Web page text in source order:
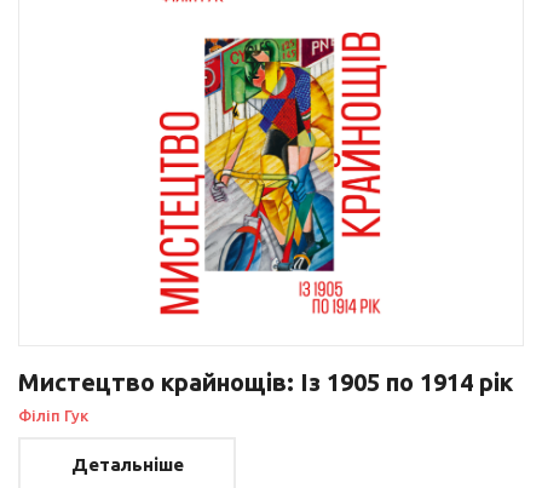
Мистецтво крайнощів: Із 1905 по 1914 рік
Філіп Гук
Детальніше